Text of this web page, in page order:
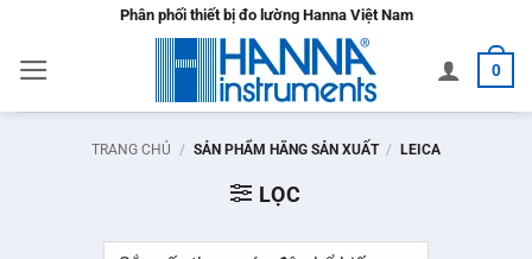
nội
dung
Phân phối thiết bị đo lường Hanna Việt Nam
0
TRANG CHỦ / SẢN PHẨM HÃNG SẢN XUẤT / LEICA
LỌC